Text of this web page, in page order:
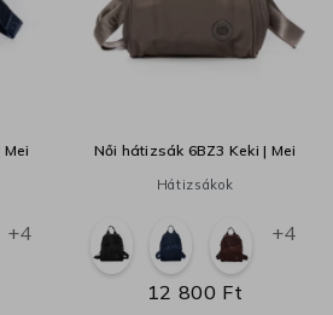
+4
Női hátizsák 6BZ3 Keki | Mei
Hátizsákok
+4
12 800 Ft